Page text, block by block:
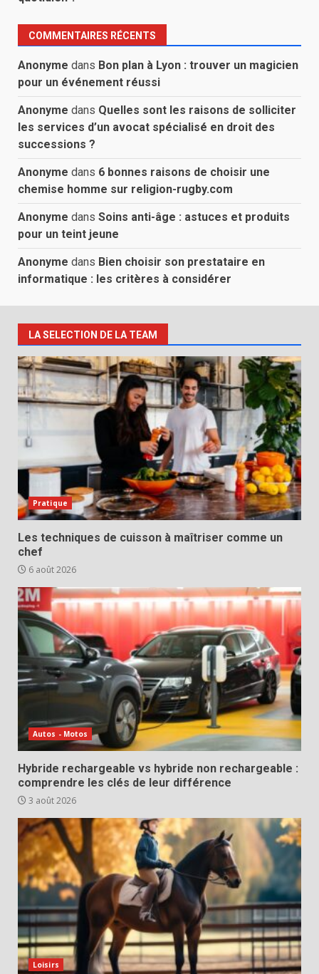
COMMENTAIRES RÉCENTS
Anonyme dans Bon plan à Lyon : trouver un magicien
pour un événement réussi
Anonyme dans Quelles sont les raisons de solliciter
les services d’un avocat spécialisé en droit des
successions ?
Anonyme dans 6 bonnes raisons de choisir une
chemise homme sur religion-rugby.com
Anonyme dans Soins anti-âge : astuces et produits
pour un teint jeune
Anonyme dans Bien choisir son prestataire en
informatique : les critères à considérer
LA SELECTION DE LA TEAM
Pratique
Les techniques de cuisson à maîtriser comme un
chef
6 août 2026
Autos - Motos
Hybride rechargeable vs hybride non rechargeable :
comprendre les clés de leur différence
3 août 2026
Loisirs